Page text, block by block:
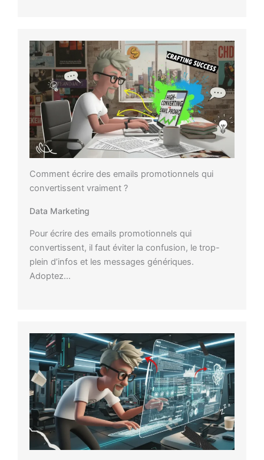
Comment écrire des emails promotionnels qui
convertissent vraiment ?
Data Marketing
Pour écrire des emails promotionnels qui
convertissent, il faut éviter la confusion, le trop-
plein d’infos et les messages génériques.
Adoptez…